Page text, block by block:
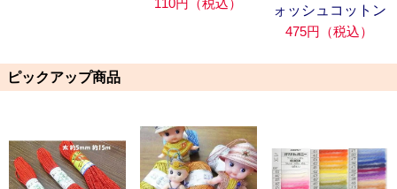
110円（税込）
ォッシュコットン
475円（税込）
ピックアップ商品